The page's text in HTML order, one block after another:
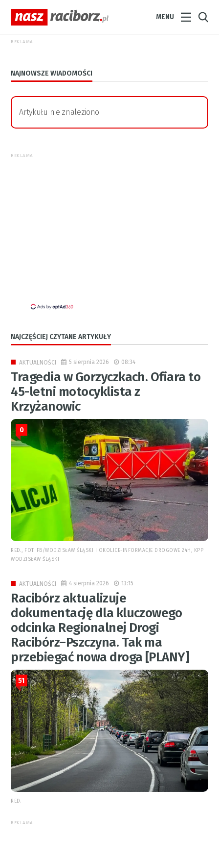
MENU
REKLAMA
NAJNOWSZE WIADOMOŚCI
Artykułu nie znaleziono
REKLAMA
NAJCZĘŚCIEJ CZYTANE ARTYKUŁY
AKTUALNOŚCI 5 sierpnia 2026 08:34
Tragedia w Gorzyczkach. Ofiara to
45-letni motocyklista z
Krzyżanowic
0
RED., FOT. FB/WODZISŁAW ŚLĄSKI I OKOLICE-INFORMACJE DROGOWE 24H, KPP
WODZISŁAW ŚLĄSKI
AKTUALNOŚCI 4 sierpnia 2026 13:15
Racibórz aktualizuje
dokumentację dla kluczowego
odcinka Regionalnej Drogi
Racibórz–Pszczyna. Tak ma
przebiegać nowa droga [PLANY]
51
RED.
REKLAMA